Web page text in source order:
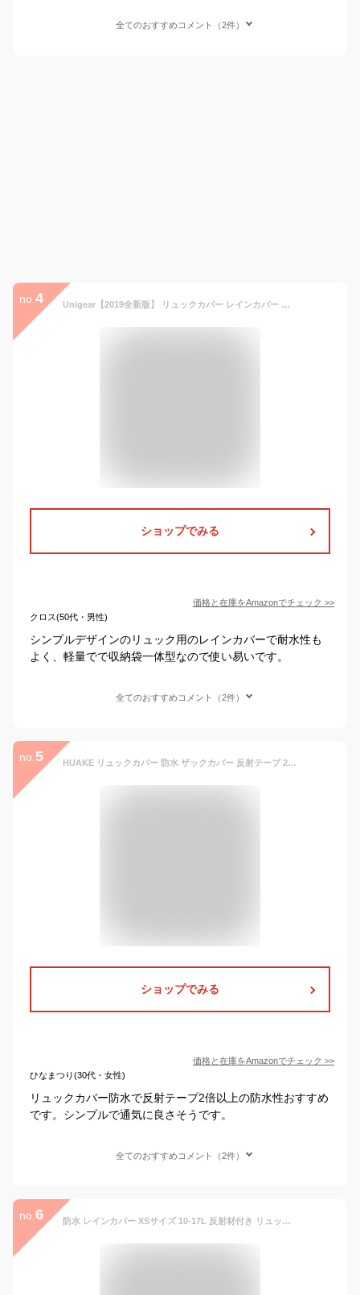
全てのおすすめコメント（2件）
no. 4 Unigear【2019全新版】 リュックカバー レインカバー 雨よけ ザックカバー 防水カバー ２倍以上の防水 耐水压5000mm 夜間反射 アウトドア 通勤 通学 梅雨対策 収納袋一体化 超軽量 5カラー 5サイズ 15L-90L (M, ブラック)
ショップでみる
価格と在庫をAmazonでチェック >>
クロス(50代・男性)
シンプルデザインのリュック用のレインカバーで耐水性も
よく、軽量でで収納袋一体型なので使い易いです。
全てのおすすめコメント（2件）
no. 5 HUAKE リュックカバー 防水 ザックカバー 反射テープ 2倍以上の防水性 四つの防水設計 落下防止 収納袋
ショップでみる
価格と在庫をAmazonでチェック >>
ひなまつり(30代・女性)
リュックカバー防水で反射テープ2倍以上の防水性おすすめ
です。シンプルで通気に良さそうです。
全てのおすすめコメント（2件）
no. 6 防水 レインカバー XSサイズ 10-17L 反射材付き リュック バッグ カバー 雨除け 自転車 登山 キャンプ アウトドア ◇ALW-Y812-XS【メール便】 | リュックカバー防水 完全防水 キャンプ用品 アウトドア用品 登山用品 レイン ラン 便利 グッズ 雨よけ 雨避け 雨よけカバー 雨